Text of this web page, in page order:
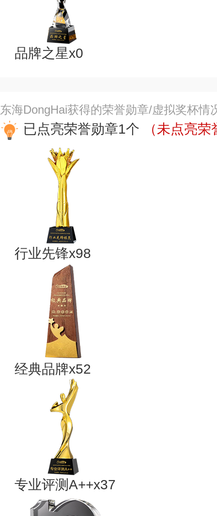
品牌之星x0
东海DongHai获得的荣誉勋章/虚拟奖杯情
已点亮荣誉勋章1个 （未点亮
行业先锋x98
经典品牌x52
专业​评测A++x37